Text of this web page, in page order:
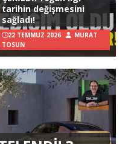
tarihin değişmesini
sağladı!
22 TEMMUZ 2026
MURAT
TOSUN